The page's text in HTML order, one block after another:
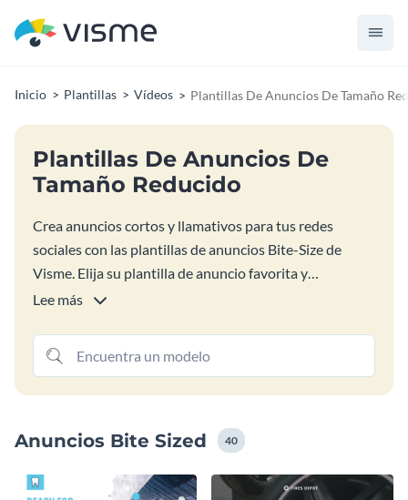
Inicio Plantillas Vídeos Plantillas De Anuncios De Tamaño
Plantillas De Anuncios De
Tamaño Reducido
Crea anuncios cortos y llamativos para tus redes
sociales con las plantillas de anuncios Bite-Size de
Visme. Elija su plantilla de anuncio favorita y
personalícela con sus propios colores y textos. También
anuncio se parezca a tu marca y mucho más. Con
Visme, puedes hacer casi todo.
Lee más
Anuncios Bite Sized 40